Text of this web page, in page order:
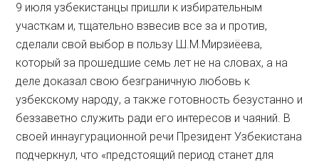
9 июля узбекистанцы пришли к избирательным
участкам и, тщательно взвесив все за и против,
сделали свой выбор в пользу Ш.М.Мирзиёева,
который за прошедшие семь лет не на словах, а на
деле доказал свою безграничную любовь к
узбекскому народу, а также готовность безустанно и
беззаветно служить ради его интересов и чаяний. В
своей иннау­гурационной речи Президент Узбекистана
подчеркнул, что «предстоящий период станет для